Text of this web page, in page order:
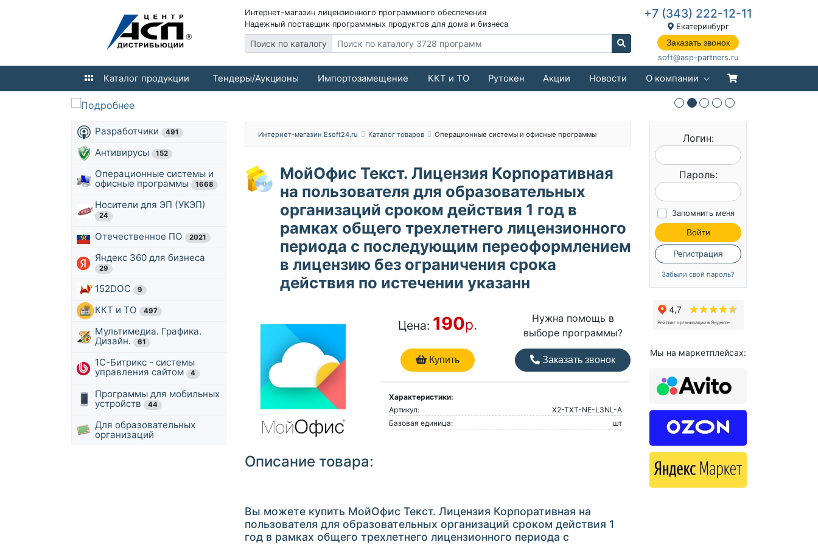
Интернет-магазин лицензионного программного обеспечения
Надежный поставщик программных продуктов для дома и бизнеса
Поиск по каталогу
+7 (343) 222-12-11
Екатеринбург
Заказать звонок
soft@asp-partners.ru
Каталог продукции Тендеры/Аукционы Импортозамещение ККТ и ТО Рутокен Акции Новости О компании
Разработчики 491
Антивирусы 152
Операционные системы и
офисные программы
1668
Носители для ЭП (УКЭП)
24
Отечественное ПО 2021
Яндекс 360 для бизнеса
29
152DOC 9
ККТ и ТО 497
Мультимедиа. Графика.
Дизайн.
61
1С-Битрикс - системы
управления сайтом
4
Программы для мобильных
устройств
44
Для образовательных
организаций
Интернет-магазин Esoft24.ru Каталог товаров Операционные системы и офисные программы
МойОфис Текст. Лицензия Корпоративная
на пользователя для образовательных
организаций сроком действия 1 год в
рамках общего трехлетнего лицензионного
периода с последующим переоформлением
в лицензию без ограничения срока
действия по истечении указанн
Цена: 190р.
Купить
Нужна помощь в
выборе программы?
Заказать звонок
Характеристики:
Артикул:
X2-TXT-NE-L3NL-A
Базовая единица:
шт
Описание товара:
Вы можете купить МойОфис Текст. Лицензия Корпоративная на
пользователя для образовательных организаций сроком действия 1
год в рамках общего трехлетнего лицензионного периода с
Логин:
Пароль:
Запомнить меня
Войти
Регистрация
Забыли свой пароль?
Мы на маркетплейсах: